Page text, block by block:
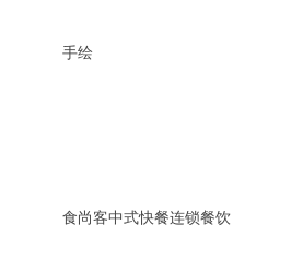
手绘
食尚客中式快餐连锁餐饮